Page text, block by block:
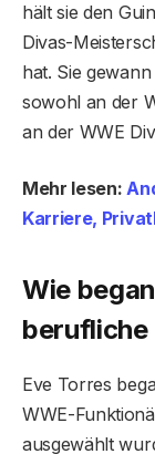
hält sie den
Divas-
hat. Sie
sowohl an der
an der WWE
Mehr lesen:
Karriere,
Wie
berufliche
Eve Torres
WWE-
ausgewählt